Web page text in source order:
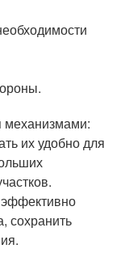
их удобно для
сохранить